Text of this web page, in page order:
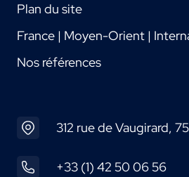
Plan du site
France | Moyen-Orient |
Nos références
312 rue de Vaugirard,
+33 (1) 42 50 06 56